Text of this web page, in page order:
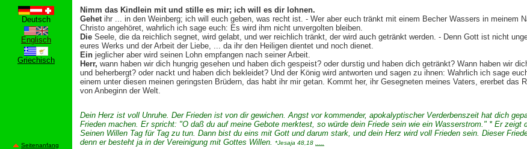
Deutsch
Englisch
Griechisch
Seitenanfang
Nimm das Kindlein mit und stille es mir; ich will es dir lohnen.
Gehet ihr ... in den Weinberg; ich will euch geben, was recht ist. - Wer aber euch tränkt mit einem Becher Wassers in meinem
Christo angehöret, wahrlich ich sage euch: Es wird ihm nicht unvergolten bleiben.
Die Seele, die da reichlich segnet, wird gelabt, und wer reichlich tränkt, der wird auch getränkt werden. - Denn Gott ist nicht
eures Werks und der Arbeit der Liebe, ... da ihr den Heiligen dientet und noch dienet.
Ein jeglicher aber wird seinen Lohn empfangen nach seiner Arbeit.
Herr, wann haben wir dich hungrig gesehen und haben dich gespeist? oder durstig und haben dich getränkt? Wann haben wir
und beherbergt? oder nackt und haben dich bekleidet? Und der König wird antworten und sagen zu ihnen: Wahrlich ich sage
einem unter diesen meinen geringsten Brüdern, das habt ihr mir getan. Kommt her, ihr Gesegneten meines Vaters, ererbet das
von Anbeginn der Welt.
Dein Herz ist voll Unruhe. Der Frieden ist von dir gewichen. Angst vor kommender, apokalyptischer Verderbenszeit hat dich
Frieden machen. Er spricht: "O daß du auf meine Gebote merktest, so würde dein Friede sein wie ein Wasserstrom." * Er
Seinen Willen Tag für Tag zu tun. Dann bist du eins mit Gott und darum stark, und dein Herz wird voll Frieden sein. Dieser
denn er besteht ja in der Vereinigung mit Gottes Willen. *Jesaja 48,18